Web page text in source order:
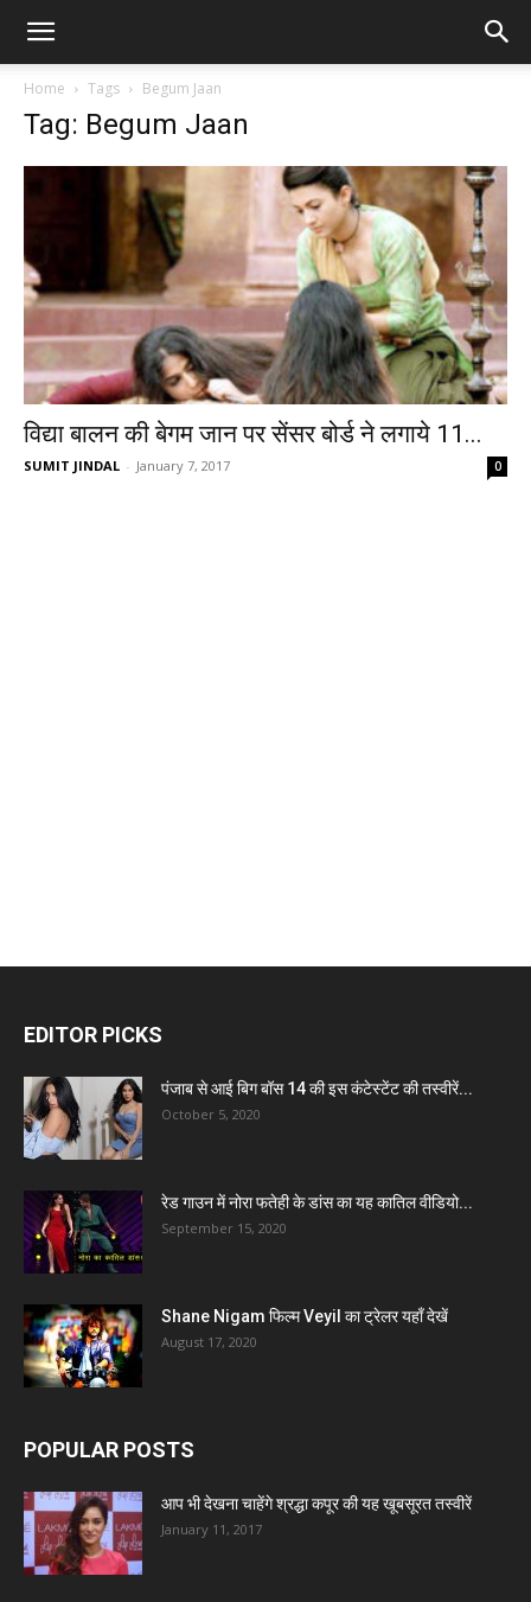
Home Tags Begum Jaan
Tag: Begum Jaan
विद्या बालन की बेगम जान पर सेंसर बोर्ड ने लगाये 11...
SUMIT JINDAL - January 7, 2017 0
EDITOR PICKS
पंजाब से आई बिग बॉस 14 की इस कंटेस्टेंट की तस्वीरें...
October 5, 2020
रेड गाउन में नोरा फतेही के डांस का यह कातिल वीडियो...
September 15, 2020
Shane Nigam फिल्म Veyil का ट्रेलर यहाँ देखें
August 17, 2020
POPULAR POSTS
आप भी देखना चाहेंगे श्रद्धा कपूर की यह खूबसूरत तस्वीरें
January 11, 2017